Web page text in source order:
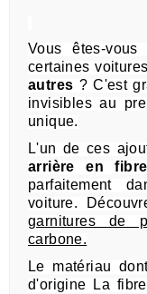
Vous êtes-
certaines
autres ?C'est
invisibles au
unique.
L'un de ces
arrière en
parfaitement
voiture.
garnitures de
carbone.
Le matériau
d'origine La